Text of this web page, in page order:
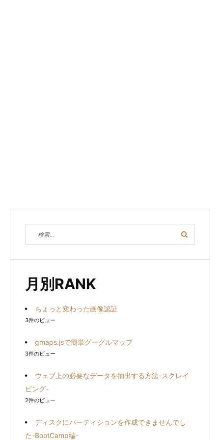
索
検
索
月別RANK
ちょっと変わった画像認証
3件のビュー
gmaps.jsで簡単グーグルマップ
3件のビュー
ウェブ上の必要なデータを抽出する方法-スクレイ
ピング-
2件のビュー
ディスクにパーティションを作成できませんでし
た-BootCamp編-